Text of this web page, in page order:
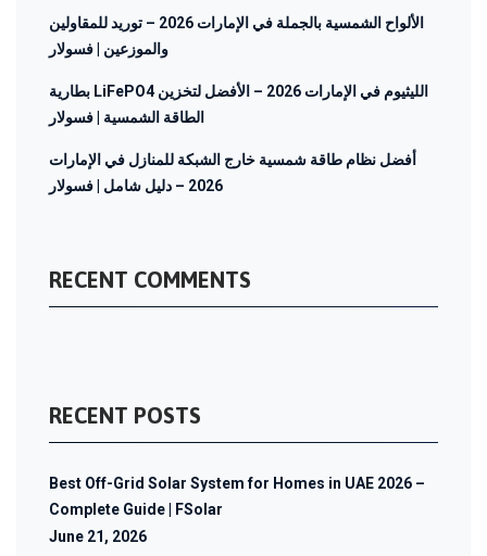
الألواح الشمسية بالجملة في الإمارات 2026 – توريد للمقاولين
والموزعين | فسولار
بطارية LiFePO4 الليثيوم في الإمارات 2026 – الأفضل لتخزين
الطاقة الشمسية | فسولار
أفضل نظام طاقة شمسية خارج الشبكة للمنازل في الإمارات
2026 – دليل شامل | فسولار
RECENT COMMENTS
RECENT POSTS
Best Off-Grid Solar System for Homes in UAE 2026 –
Complete Guide | FSolar
June 21, 2026